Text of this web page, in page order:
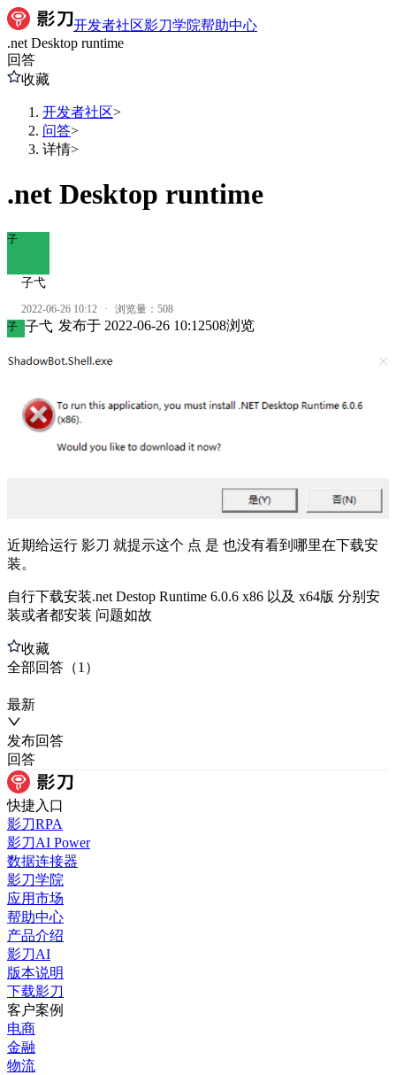
开发者社区影刀学院帮助中心
.net Desktop runtime
回答
收藏
开发者社区>
问答>
详情>
.net Desktop runtime
子
子弋
2022-06-26 10:12 · 浏览量： 508
子 子弋 发布于 2022-06-26 10:12508浏览
近期给运行 影刀 就提示这个 点 是 也没有看到哪里在下载安
装。
自行下载安装.net Destop Runtime 6.0.6 x86 以及 x64版 分别安
装或者都安装 问题如故
收藏
全部回答 （1 ）
最新
发布回答
回答
快捷入口
影刀RPA
影刀AI Power
数据连接器
影刀学院
应用市场
帮助中心
产品介绍
影刀AI
版本说明
下载影刀
客户案例
电商
金融
物流